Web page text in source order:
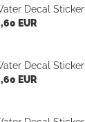
Decal Sticker
EUR
Decal Sticker
EUR